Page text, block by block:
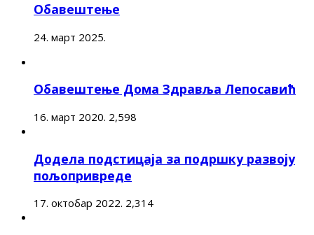
Обавештење
24. март 2025.
Обавештење Дома Здравља Лепосавић
16. март 2020. 2,598
Додела подстицаја за подршку развоју
пољопривреде
17. октобар 2022. 2,314